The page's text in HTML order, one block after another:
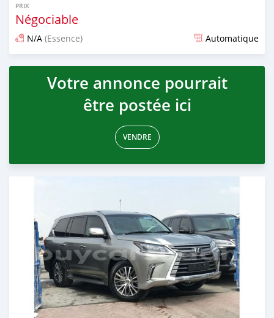
PRIX
Négociable
N/A (Essence) Automatique
Publié il y a presque 6 ans
Votre annonce pourrait
être postée ici
VENDRE